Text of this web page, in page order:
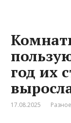
год их
17.08.2025 Разное